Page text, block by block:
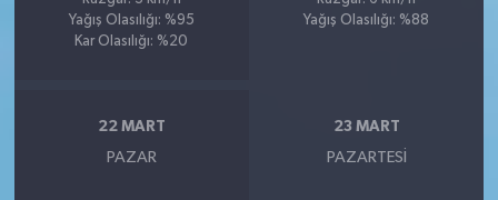
Yağış Olasılığı: %95
Kar Olasılığı: %20
Yağış Olasılığı: %88
22 MART
PAZAR
23 MART
PAZARTESI